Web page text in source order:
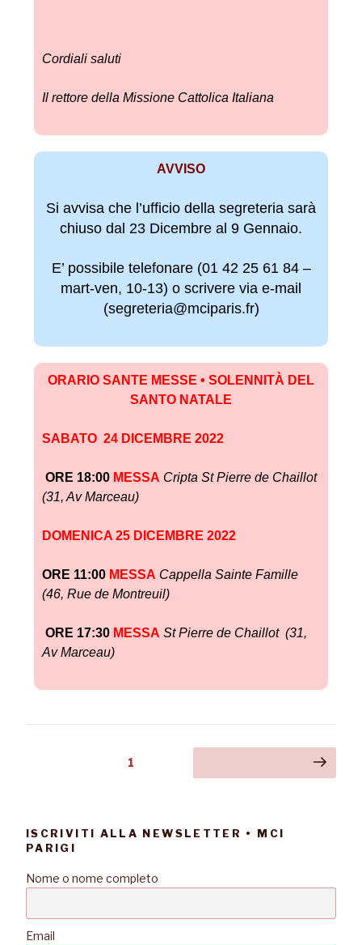
Cordiali saluti
Il rettore della Missione Cattolica Italiana
AVVISO
Si avvisa che l’ufficio della segreteria sarà
chiuso dal 23 Dicembre al 9 Gennaio.
E’ possibile telefonare (01 42 25 61 84 –
mart-ven, 10-13) o scrivere via e-mail
(segreteria@mciparis.fr)
ORARIO SANTE MESSE • SOLENNITÀ DEL
SANTO NATALE
SABATO 24 DICEMBRE 2022
ORE 18:00 MESSA Cripta St Pierre de Chaillot
(31, Av Marceau)
DOMENICA 25 DICEMBRE 2022
ORE 11:00 MESSA Cappella Sainte Famille
(46, Rue de Montreuil)
ORE 17:30 MESSA St Pierre de Chaillot (31,
Av Marceau)
1
ISCRIVITI ALLA NEWSLETTER • MCI
PARIGI
Nome o nome completo
Email